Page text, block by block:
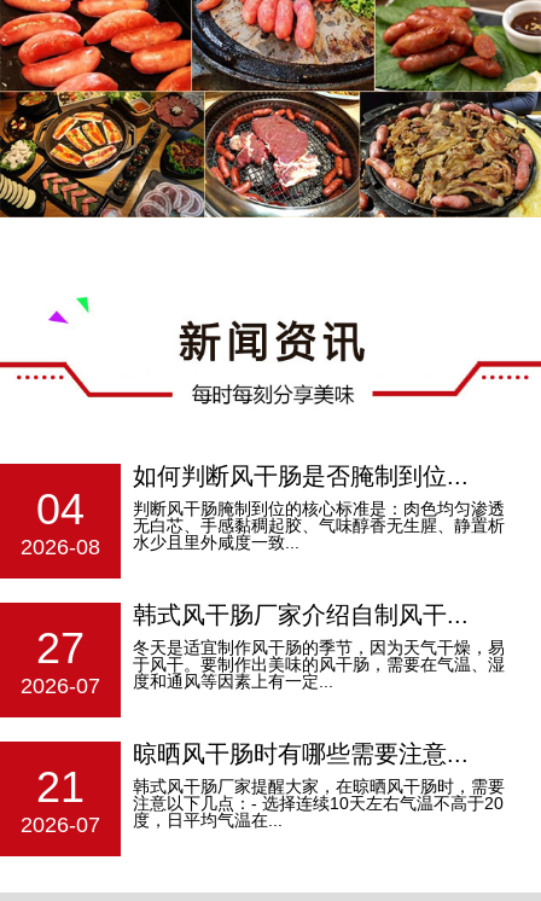
04
2026-08
如何判断风干肠是否腌制到位...
判断风干肠腌制到位的核心标准是：‌肉色均匀渗透
无白芯、手感黏稠起胶、气味醇香无生腥、静置析
水少且里外咸度一致‌...
27
2026-07
韩式风干肠厂家介绍自制风干...
冬天是适宜制作风干肠的季节，因为天气干燥，易
于风干。要制作出美味的风干肠，需要在气温、湿
度和通风等因素上有一定...
21
2026-07
晾晒风干肠时有哪些需要注意...
韩式风干肠厂家提醒大家，在晾晒风干肠时，需要
注意以下几点：- 选择连续10天左右气温不高于20
度，日平均气温在...